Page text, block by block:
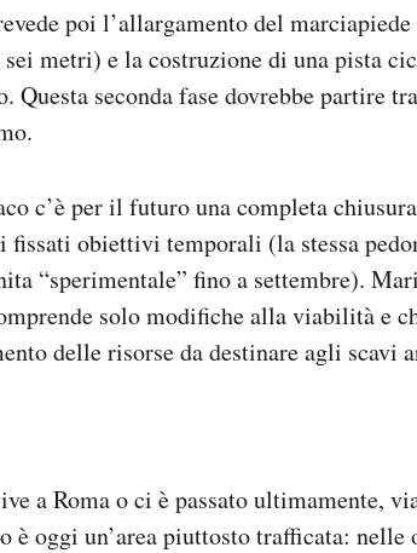
poi l’allargamento del
metri) e la costruzione di una pista
seconda fase dovrebbe partire
c’è per il futuro una completa
fissati obiettivi temporali (la stessa
“sperimentale” fino a settembre).
solo modifiche alla viabilità e
delle risorse da destinare agli scavi
a Roma o ci è passato ultimamente,
è oggi un’area piuttosto trafficata: nelle